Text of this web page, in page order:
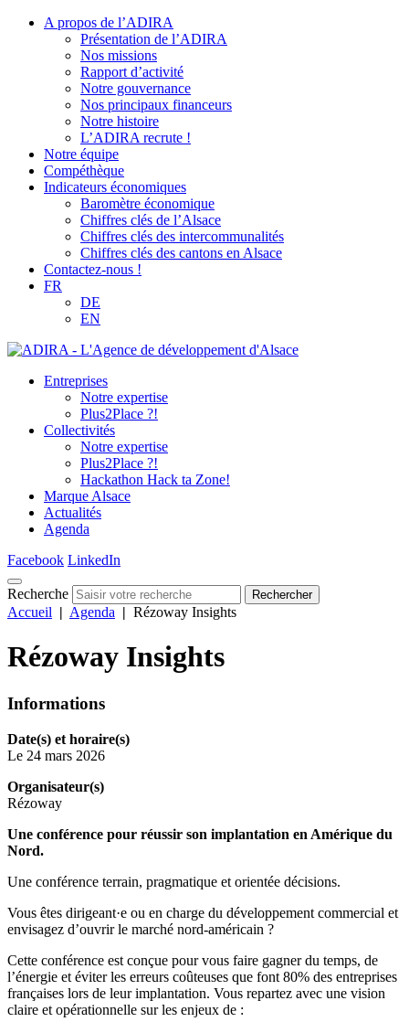
A propos de l’ADIRA
Présentation de l’ADIRA
Nos missions
Rapport d’activité
Notre gouvernance
Nos principaux financeurs
Notre histoire
L’ADIRA recrute !
Notre équipe
Compéthèque
Indicateurs économiques
Baromètre économique
Chiffres clés de l’Alsace
Chiffres clés des intercommunalités
Chiffres clés des cantons en Alsace
Contactez-nous !
FR
DE
EN
Entreprises
Notre expertise
Plus2Place ?!
Collectivités
Notre expertise
Plus2Place ?!
Hackathon Hack ta Zone!
Marque Alsace
Actualités
Agenda
Facebook LinkedIn
Recherche Rechercher
Accueil | Agenda | Rézoway Insights
Rézoway Insights
Informations
Date(s) et horaire(s)
Le 24 mars 2026
Organisateur(s)
Rézoway
Une conférence pour réussir son implantation en Amérique du
Nord.
Une conférence terrain, pragmatique et orientée décisions.
Vous êtes dirigeant·e ou en charge du développement commercial et
envisagez d’ouvrir le marché nord-américain ?
Cette conférence est conçue pour vous faire gagner du temps, de
l’énergie et éviter les erreurs coûteuses que font 80% des entreprises
françaises lors de leur implantation. Vous repartez avec une vision
claire et opérationnelle sur les enjeux de :